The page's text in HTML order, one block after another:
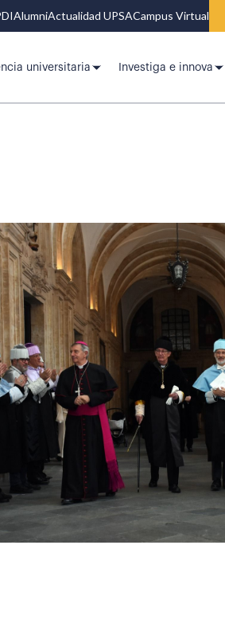
AlumniActualidad UPSACampus Virtual
universitaria Investiga e innova